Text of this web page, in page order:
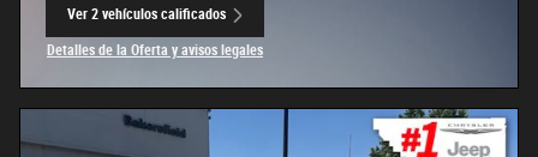
Ver 2 vehículos calificados
Detalles de la Oferta y avisos legales
Open Incentive Modal